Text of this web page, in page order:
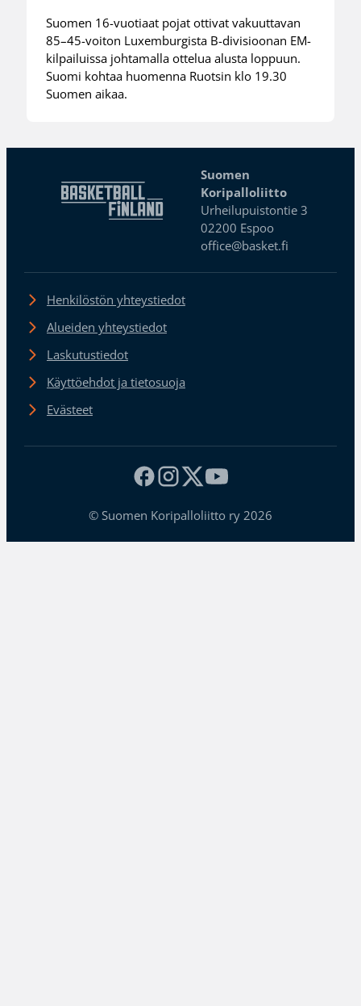
Suomen 16-vuotiaat pojat ottivat vakuuttavan
85–45-voiton Luxemburgista B-divisioonan EM-
kilpailuissa johtamalla ottelua alusta loppuun.
Suomi kohtaa huomenna Ruotsin klo 19.30
Suomen aikaa.
Suomen
Koripalloliitto
Urheilupuistontie 3
02200 Espoo
office@basket.fi
Henkilöstön yhteystiedot
Alueiden yhteystiedot
Laskutustiedot
Käyttöehdot ja tietosuoja
Evästeet
© Suomen Koripalloliitto ry 2026